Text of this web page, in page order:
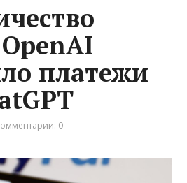
платежи
0